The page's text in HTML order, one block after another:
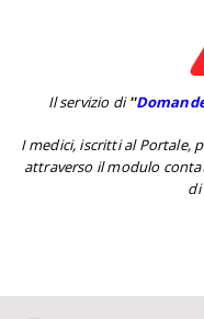
Il servizio di''
I medici, iscritti al Portale,
attraverso il modulo
di